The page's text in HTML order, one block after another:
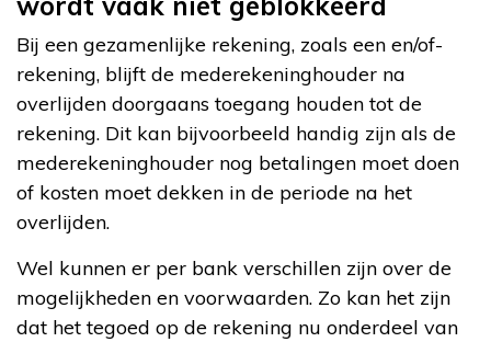
Bij een gezamenlijke rekening, zoals een en/of-
rekening, blijft de mederekeninghouder na
overlijden doorgaans toegang houden tot de
rekening. Dit kan bijvoorbeeld handig zijn als de
mederekeninghouder nog betalingen moet doen
of kosten moet dekken in de periode na het
overlijden.
Wel kunnen er per bank verschillen zijn over de
mogelijkheden en voorwaarden. Zo kan het zijn
dat het tegoed op de rekening nu onderdeel van